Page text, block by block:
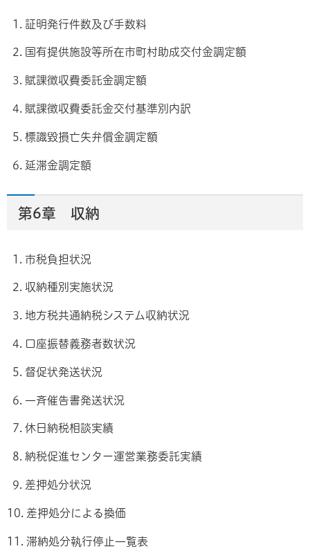
1. 証明発行件数及び手数料
2. 国有提供施設等所在市町村助成交付金調定額
3. 賦課徴収費委託金調定額
4. 賦課徴収費委託金交付基準別内訳
5. 標識毀損亡失弁償金調定額
6. 延滞金調定額
第6章 収納
1. 市税負担状況
2. 収納種別実施状況
3. 地方税共通納税システム収納状況
4. 口座振替義務者数状況
5. 督促状発送状況
6. 一斉催告書発送状況
7. 休日納税相談実績
8. 納税促進センター運営業務委託実績
9. 差押処分状況
10. 差押処分による換価
11. 滞納処分執行停止一覧表